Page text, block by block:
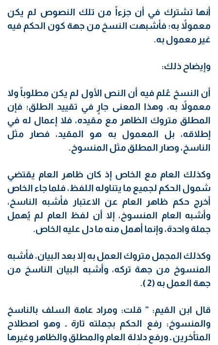
أنها تشترك في أن جزءاً من تلك النصوص لم يكن
معمولاً به؛ فأشبهت النسخ من جهة كون الحكم فيه
غير معمول به.
وإيضاح ذلك:
أن النسخ عُلم فيه أن النص الأول لم يكن مطلوباً ولا
معمولاً به، وهذا المعنى جارٍ في تقييد الطلق؛ فإن
المطلق متروك الظاهر مع مقيده، فلا إعمال له في
إطلاقه، بل المعمول به هو المقيد، فصار مثل
الناسخ، وصار المطلق مثل المنسوخ.
وكذلك العام مع الخاص إذ كان ظاهر العام يقتضي
شمول الحكم لجميع ما يتناوله اللفظ، فلما جاء الخاص
أخرج حكم ظاهر العام عن الاعتبار فأشبه الناسخ،
وأشبه العام المنسوخ، إلا أن لفظ العام لم يُهمل
جملة واحدة، وإنما أهمل منه ما دل عليه الخاص.
وكذلك المجمل متروك العمل به إلا بعد البيان، فأشبه
المنسوخ من جهة تركه، وأشبه البيان الناسخ من
جهة العمل به (2 ).
قال ابن القيم: ” قلت: ومراد عامة السلف بالناسخ
والمنسوخ: رفع الحكم بجملته تارة ـ وهو اصطلاح
المتأخرين ـ ورفع دلالة العام والمطلق والظاهر وغيرها